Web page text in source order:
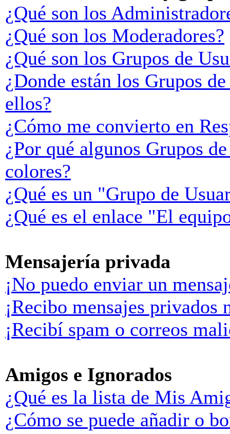
¿Qué son los
¿Qué son los Moderadores?
¿Qué son los Grupos de
¿Donde están los Grupos
ellos?
¿Cómo me convierto en
¿Por qué algunos Grupos
colores?
¿Qué es un "Grupo de
¿Qué es el enlace "El
Mensajería privada
¡No puedo enviar un
¡Recibo mensajes privados
¡Recibí spam o correos
Amigos e Ignorados
¿Qué es la lista de Mis
¿Cómo se puede añadir o